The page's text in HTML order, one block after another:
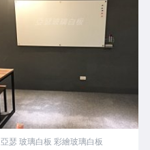
亞瑟 玻璃白板 彩繪玻璃白板